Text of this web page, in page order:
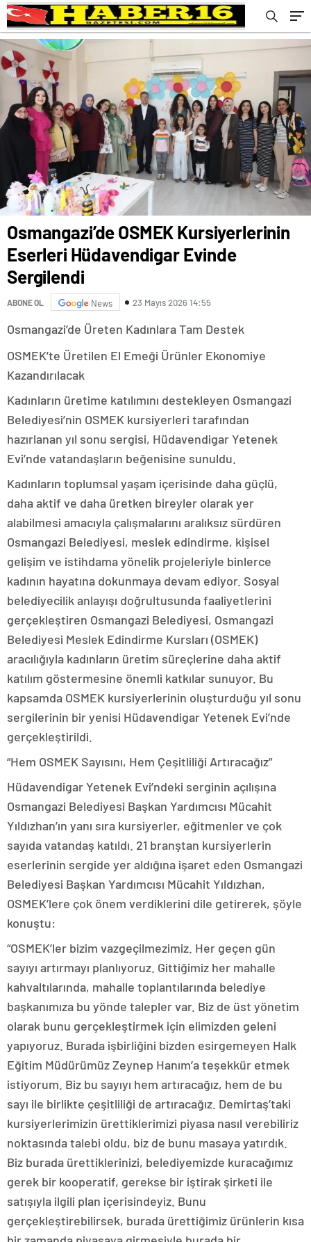
Osmangazi’de OSMEK Kursiyerlerinin
Eserleri Hüdavendigar Evinde
Sergilendi
ABONE OL News 23 Mayıs 2026 14:55
Osmangazi’de Üreten Kadınlara Tam Destek
OSMEK’te Üretilen El Emeği Ürünler Ekonomiye
Kazandırılacak
Kadınların üretime katılımını destekleyen Osmangazi
Belediyesi’nin OSMEK kursiyerleri tarafından
hazırlanan yıl sonu sergisi, Hüdavendigar Yetenek
Evi’nde vatandaşların beğenisine sunuldu.
Kadınların toplumsal yaşam içerisinde daha güçlü,
daha aktif ve daha üretken bireyler olarak yer
alabilmesi amacıyla çalışmalarını aralıksız sürdüren
Osmangazi Belediyesi, meslek edindirme, kişisel
gelişim ve istihdama yönelik projeleriyle binlerce
kadının hayatına dokunmaya devam ediyor. Sosyal
belediyecilik anlayışı doğrultusunda faaliyetlerini
gerçekleştiren Osmangazi Belediyesi, Osmangazi
Belediyesi Meslek Edindirme Kursları (OSMEK)
aracılığıyla kadınların üretim süreçlerine daha aktif
katılım göstermesine önemli katkılar sunuyor. Bu
kapsamda OSMEK kursiyerlerinin oluşturduğu yıl sonu
sergilerinin bir yenisi Hüdavendigar Yetenek Evi’nde
gerçekleştirildi.
“Hem OSMEK Sayısını, Hem Çeşitliliği Artıracağız”
Hüdavendigar Yetenek Evi’ndeki serginin açılışına
Osmangazi Belediyesi Başkan Yardımcısı Mücahit
Yıldızhan’ın yanı sıra kursiyerler, eğitmenler ve çok
sayıda vatandaş katıldı. 21 branştan kursiyerlerin
eserlerinin sergide yer aldığına işaret eden Osmangazi
Belediyesi Başkan Yardımcısı Mücahit Yıldızhan,
OSMEK’lere çok önem verdiklerini dile getirerek, şöyle
konuştu:
“OSMEK’ler bizim vazgeçilmezimiz. Her geçen gün
sayıyı artırmayı planlıyoruz. Gittiğimiz her mahalle
kahvaltılarında, mahalle toplantılarında belediye
başkanımıza bu yönde talepler var. Biz de üst yönetim
olarak bunu gerçekleştirmek için elimizden geleni
yapıyoruz. Burada işbirliğini bizden esirgemeyen Halk
Eğitim Müdürümüz Zeynep Hanım’a teşekkür etmek
istiyorum. Biz bu sayıyı hem artıracağız, hem de bu
sayı ile birlikte çeşitliliği de artıracağız. Demirtaş’taki
kursiyerlerimizin ürettiklerimizi piyasa nasıl verebiliriz
noktasında talebi oldu, biz de bunu masaya yatırdık.
Biz burada ürettiklerinizi, belediyemizde kuracağımız
gerek bir kooperatif, gerekse bir iştirak şirketi ile
satışıyla ilgili plan içerisindeyiz. Bunu
gerçekleştirebilirsek, burada ürettiğimiz ürünlerin kısa